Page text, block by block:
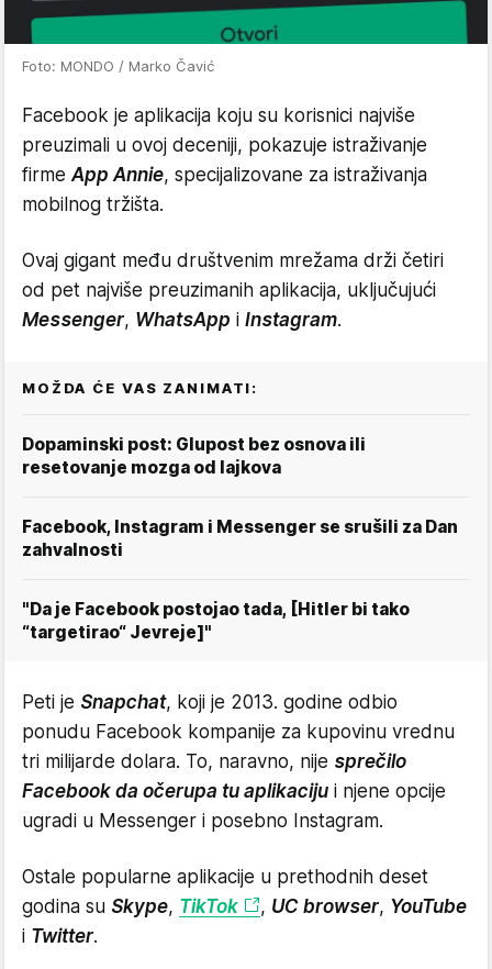
Foto: MONDO / Marko Čavić
Facebook je aplikacija koju su korisnici najviše
preuzimali u ovoj deceniji, pokazuje istraživanje
firmeApp Annie, specijalizovane za istraživanja
mobilnog tržišta.
Ovaj gigant među društvenim mrežama drži četiri
od pet najviše preuzimanih aplikacija, uključujući
Messenger, WhatsApp i Instagram.
MOŽDA ĆE VAS ZANIMATI:
Dopaminski post: Glupost bez osnova ili
resetovanje mozga od lajkova
Facebook, Instagram i Messenger se srušili za Dan
zahvalnosti
"Da je Facebook postojao tada, [Hitler bi tako
“targetirao“ Jevreje]"
Peti je Snapchat, koji je 2013. godine odbio
ponudu Facebook kompanije za kupovinu vrednu
tri milijarde dolara. To, naravno, nije sprečilo
Facebook da očerupa tu aplikaciju i njene opcije
ugradi u Messenger i posebno Instagram.
Ostale popularne aplikacije u prethodnih deset
godina su Skype, TikTok , UC browser, YouTube
i Twitter.